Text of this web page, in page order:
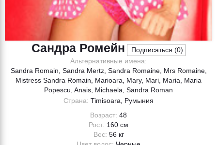
Сандра Ромейн Подписаться (0)
Альтернативные имена:
Sandra Romain, Sandra Mertz, Sandra Romaine, Mrs Romaine,
Mistress Sandra Romain, Marioara, Mary, Mari, Maria, Maria
Popescu, Anais, Michaela, Sandra Roman
Страна: Timisoara, Румыния
Возраст: 48
Рост: 160 см
Вес: 56 кг